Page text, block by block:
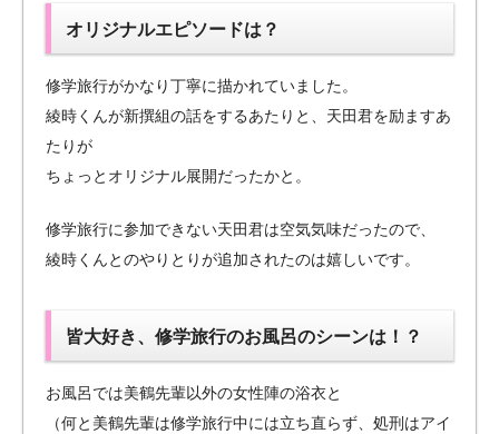
オリジナルエピソードは？
修学旅行がかなり丁寧に描かれていました。
綾時くんが新撰組の話をするあたりと、天田君を励ますあ
たりが
ちょっとオリジナル展開だったかと。
修学旅行に参加できない天田君は空気気味だったので、
綾時くんとのやりとりが追加されたのは嬉しいです。
皆大好き、修学旅行のお風呂のシーンは！？
お風呂では美鶴先輩以外の女性陣の浴衣と
（何と美鶴先輩は修学旅行中には立ち直らず、処刑はアイ